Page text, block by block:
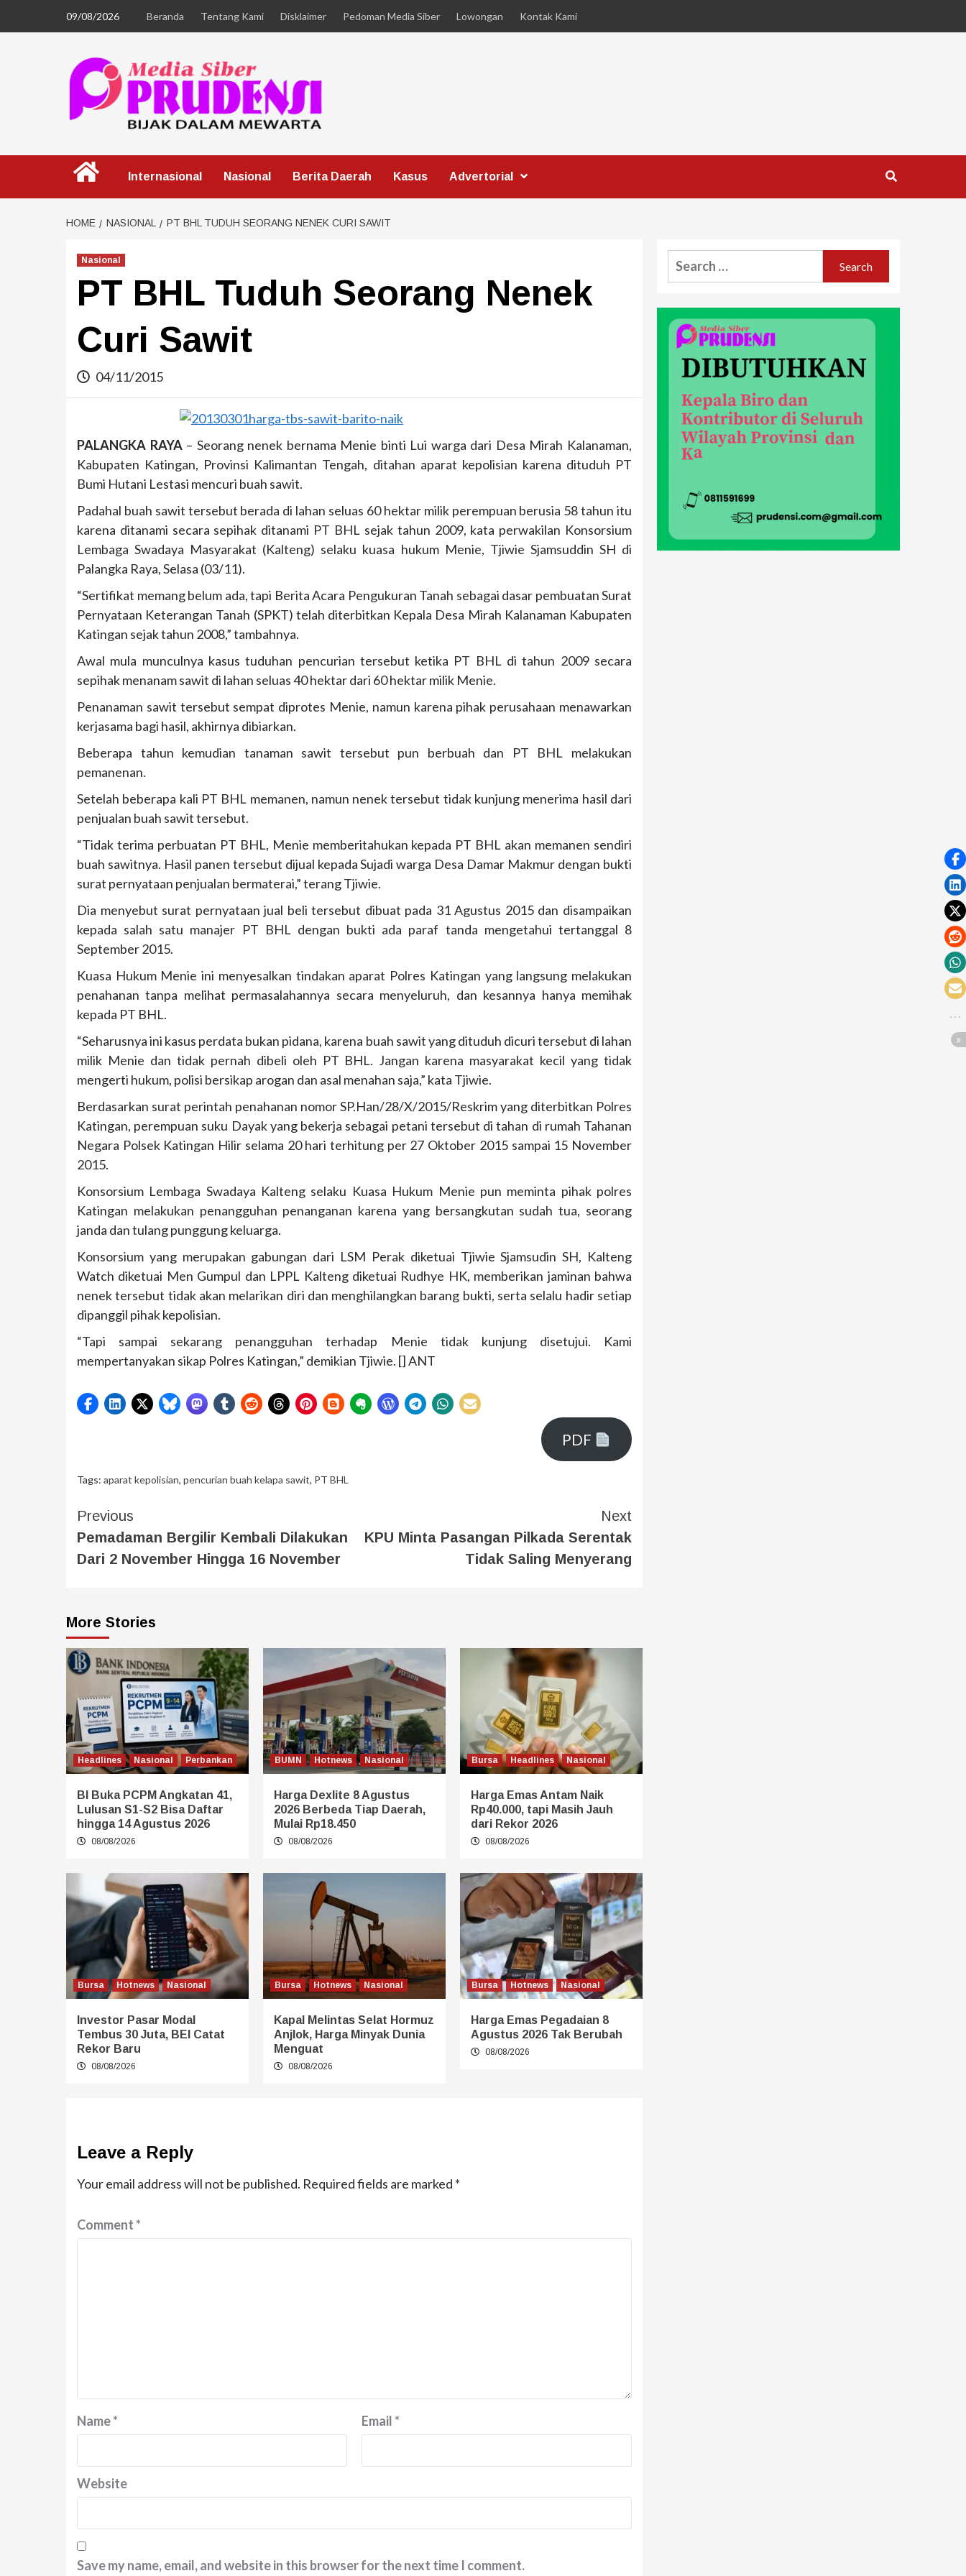
09/08/2026 Beranda Tentang Kami Disklaimer Pedoman Media Siber Lowongan Kontak Kami
Internasional Nasional Berita Daerah Kasus Advertorial
HOME NASIONAL PT BHL TUDUH SEORANG NENEK CURI SAWIT
Nasional
PT BHL Tuduh Seorang Nenek
Curi Sawit
04/11/2015
PALANGKA RAYA– Seorang nenek bernama Menie binti Lui warga dari Desa Mirah Kalanaman,
Kabupaten Katingan, Provinsi Kalimantan Tengah, ditahan aparat kepolisian karena dituduh PT
Bumi Hutani Lestasi mencuri buah sawit.
Padahal buah sawit tersebut berada di lahan seluas 60 hektar milik perempuan berusia 58 tahun itu
karena ditanami secara sepihak ditanami PT BHL sejak tahun 2009, kata perwakilan Konsorsium
Lembaga Swadaya Masyarakat (Kalteng) selaku kuasa hukum Menie, Tjiwie Sjamsuddin SH di
Palangka Raya, Selasa (03/11).
“Sertifikat memang belum ada, tapi Berita Acara Pengukuran Tanah sebagai dasar pembuatan Surat
Pernyataan Keterangan Tanah (SPKT) telah diterbitkan Kepala Desa Mirah Kalanaman Kabupaten
Katingan sejak tahun 2008,” tambahnya.
Awal mula munculnya kasus tuduhan pencurian tersebut ketika PT BHL di tahun 2009 secara
sepihak menanam sawit di lahan seluas 40 hektar dari 60 hektar milik Menie.
Penanaman sawit tersebut sempat diprotes Menie, namun karena pihak perusahaan menawarkan
kerjasama bagi hasil, akhirnya dibiarkan.
Beberapa tahun kemudian tanaman sawit tersebut pun berbuah dan PT BHL melakukan
pemanenan.
Setelah beberapa kali PT BHL memanen, namun nenek tersebut tidak kunjung menerima hasil dari
penjualan buah sawit tersebut.
“Tidak terima perbuatan PT BHL, Menie memberitahukan kepada PT BHL akan memanen sendiri
buah sawitnya. Hasil panen tersebut dijual kepada Sujadi warga Desa Damar Makmur dengan bukti
surat pernyataan penjualan bermaterai,” terang Tjiwie.
Dia menyebut surat pernyataan jual beli tersebut dibuat pada 31 Agustus 2015 dan disampaikan
kepada salah satu manajer PT BHL dengan bukti ada paraf tanda mengetahui tertanggal 8
September 2015.
Kuasa Hukum Menie ini menyesalkan tindakan aparat Polres Katingan yang langsung melakukan
penahanan tanpa melihat permasalahannya secara menyeluruh, dan kesannya hanya memihak
kepada PT BHL.
“Seharusnya ini kasus perdata bukan pidana, karena buah sawit yang dituduh dicuri tersebut di lahan
milik Menie dan tidak pernah dibeli oleh PT BHL. Jangan karena masyarakat kecil yang tidak
mengerti hukum, polisi bersikap arogan dan asal menahan saja,” kata Tjiwie.
Berdasarkan surat perintah penahanan nomor SP.Han/28/X/2015/Reskrim yang diterbitkan Polres
Katingan, perempuan suku Dayak yang bekerja sebagai petani tersebut di tahan di rumah Tahanan
Negara Polsek Katingan Hilir selama 20 hari terhitung per 27 Oktober 2015 sampai 15 November
2015.
Konsorsium Lembaga Swadaya Kalteng selaku Kuasa Hukum Menie pun meminta pihak polres
Katingan melakukan penangguhan penanganan karena yang bersangkutan sudah tua, seorang
janda dan tulang punggung keluarga.
Konsorsium yang merupakan gabungan dari LSM Perak diketuai Tjiwie Sjamsudin SH, Kalteng
Watch diketuai Men Gumpul dan LPPL Kalteng diketuai Rudhye HK, memberikan jaminan bahwa
nenek tersebut tidak akan melarikan diri dan menghilangkan barang bukti, serta selalu hadir setiap
dipanggil pihak kepolisian.
“Tapi sampai sekarang penangguhan terhadap Menie tidak kunjung disetujui. Kami
mempertanyakan sikap Polres Katingan,” demikian Tjiwie. [] ANT
PDF
Tags: aparat kepolisian, pencurian buah kelapa sawit, PT BHL
Previous
Pemadaman Bergilir Kembali Dilakukan
Dari 2 November Hingga 16 November
Next
KPU Minta Pasangan Pilkada Serentak
Tidak Saling Menyerang
More Stories
Headlines Nasional Perbankan
BI Buka PCPM Angkatan 41,
Lulusan S1-S2 Bisa Daftar
hingga 14 Agustus 2026
08/08/2026
BUMN Hotnews Nasional
Harga Dexlite 8 Agustus
2026 Berbeda Tiap Daerah,
Mulai Rp18.450
08/08/2026
Bursa Headlines Nasional
Harga Emas Antam Naik
Rp40.000, tapi Masih Jauh
dari Rekor 2026
08/08/2026
Bursa Hotnews Nasional
Investor Pasar Modal
Tembus 30 Juta, BEI Catat
Rekor Baru
08/08/2026
Bursa Hotnews Nasional
Kapal Melintas Selat Hormuz
Anjlok, Harga Minyak Dunia
Menguat
08/08/2026
Bursa Hotnews Nasional
Harga Emas Pegadaian 8
Agustus 2026 Tak Berubah
08/08/2026
Leave a Reply
Your email address will not be published. Required fields are marked *
Comment*
Name* Email*
Website
Save my name, email, and website in this browser for the next time I comment.